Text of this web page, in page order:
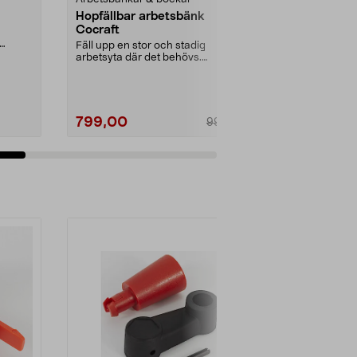
Hopfällbar arbetsbänk
Cocraft
Fäll upp en stor och stadig
arbetsyta där det behövs.
799,00 999,00